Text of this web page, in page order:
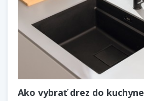
Ako vybrať drez do kuchyne